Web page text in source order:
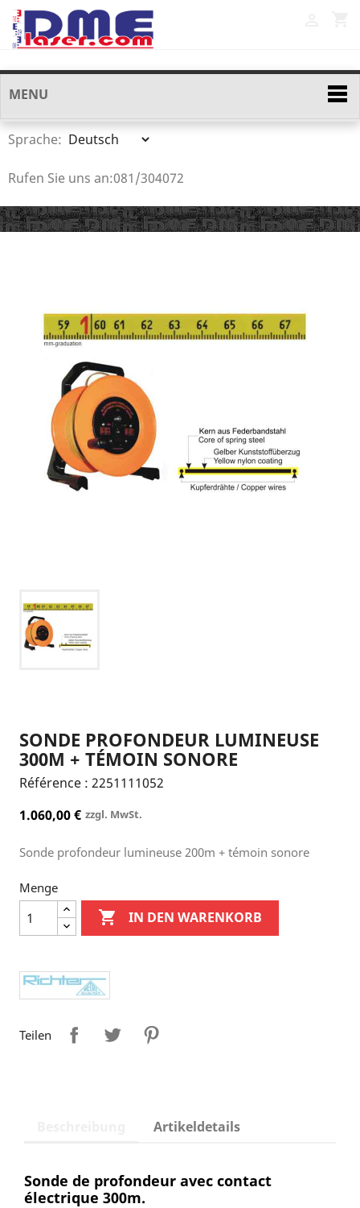
MENU
Sprache:
Rufen Sie uns an:081/304072
SONDE PROFONDEUR LUMINEUSE
300M + TÉMOIN SONORE
Référence : 2251111052
1.060,00 € zzgl. MwSt.
Sonde profondeur lumineuse 200m + témoin sonore
Menge
 IN DEN WARENKORB
Teilen
Artikeldetails
Sonde de profondeur avec contact
électrique 300m.